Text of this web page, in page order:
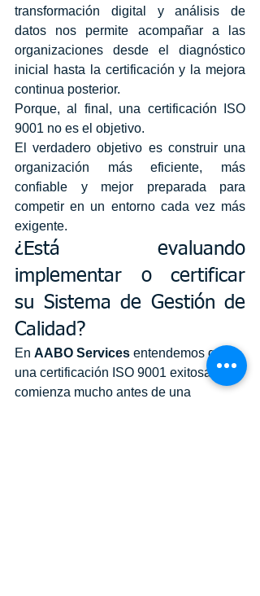
transformación digital y análisis de
datos nos permite acompañar a las
organizaciones desde el diagnóstico
inicial hasta la certificación y la mejora
continua posterior.
Porque, al final, una certificación ISO
9001 no es el objetivo.
El verdadero objetivo es construir una
organización más eficiente, más
confiable y mejor preparada para
competir en un entorno cada vez más
exigente.
¿Está evaluando
implementar o certificar
su Sistema de Gestión de
Calidad?
En AABO Services entendemos que
una certificación ISO 9001 exitosa
comienza mucho antes de una